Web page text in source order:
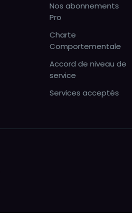
Nos abonnements
Pro
Charte
Comportementale
Accord de niveau de
service
Services acceptés